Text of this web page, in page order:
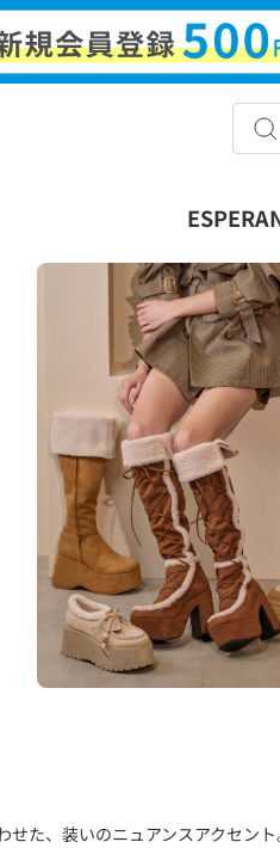
せた、装いのニュアンスアクセ